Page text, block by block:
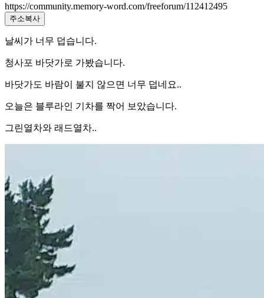
https://community.memory-word.com/freeforum/112412495
주소복사
날씨가 너무 덥습니다.
청사포 바닷가로 가봤습니다.
바닷가도 바람이 불지 않으면 너무 덥네요..
오늘은 블루라인 기차를 짝어 보았습니다.
그린열차와 래드열차..